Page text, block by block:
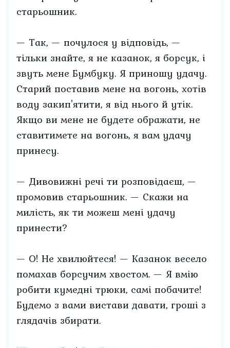
старьошник.
— Так, — почулося у відповідь, —
тільки знайте, я не казанок, я борсук, і
звуть мене Бумбуку. Я приношу удачу.
Старий поставив мене на вогонь, хотів
воду закип'ятити, я від нього й утік.
Якщо ви мене не будете ображати, не
ставитимете на вогонь, я вам удачу
принесу.
— Дивовижні речі ти розповідаєш, —
промовив старьошник. — Скажи на
милість, як ти можеш мені удачу
принести?
— О! Не хвилюйтеся! — Казанок весело
помахав борсучим хвостом. — Я вмію
робити кумедні трюки, самі побачите!
Будемо з вами вистави давати, гроші з
глядачів збирати.